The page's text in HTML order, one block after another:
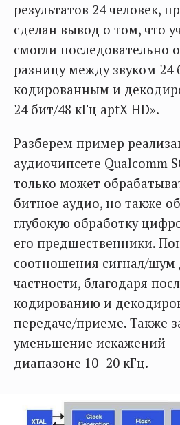
результатов 24 человек,
сделан вывод о том, что
смогли последовательно
разницу между звуком 24
кодированным и
24 бит/48 кГц aptX HD».
Разберем пример
аудиочипсете Qualcomm
только может
битное аудио, но также
глубокую обработку
его предшественники.
соотношения сигнал/шум
частности, благодаря
кодированию и
передаче/приеме. Также
уменьшение искажений —
диапазоне 10–20 кГц.